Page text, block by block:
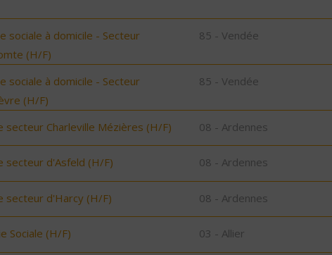
sociale à domicile - Secteur
(H/F)
85 - Vendée
sociale à domicile - Secteur
(H/F)
85 - Vendée
secteur Charleville Mézières (H/F) 08 - Ardennes
secteur d'Asfeld (H/F) 08 - Ardennes
secteur d'Harcy (H/F) 08 - Ardennes
Sociale (H/F) 03 - Allier